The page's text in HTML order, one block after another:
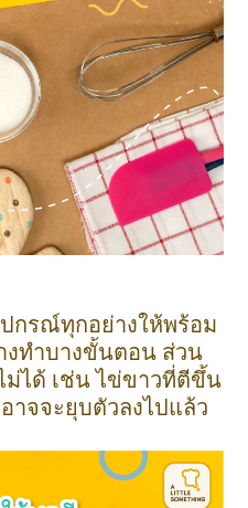
กรณ์ทุกอย่างให้พร้อม
งทำบางขั้นตอน ส่วน
ม่ได้ เช่น ไข่ขาวที่ตีขึ้น
าจจะยุบตัวลงไปแล้ว